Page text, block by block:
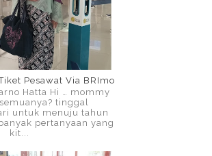
Pesawat Via BRImo
Hatta Hi … mommy
tinggal
untuk menuju tahun
pertanyaan yang
kit...